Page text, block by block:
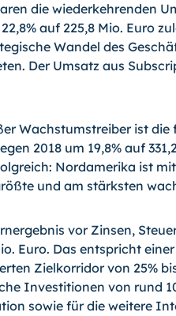
die wiederkehrenden
auf 225,8 Mio. Euro
Wandel des
Der Umsatz aus
Wachstumstreiber ist
2018 um 19,8% auf
Nordamerika ist
und am stärksten
vor Zinsen,
Euro. Das entspricht
Zielkorridor von 25%
Investitionen von rund
sowie für die weitere